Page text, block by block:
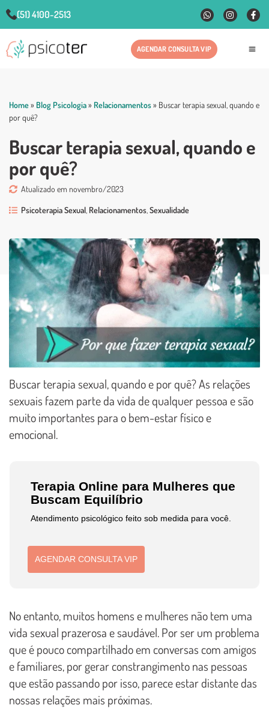
(51) 4100-2513
AGENDAR CONSULTA VIP
Home» Blog Psicologia» Relacionamentos» Buscar terapia sexual, quando e
por quê?
Buscar terapia sexual, quando e
por quê?
Atualizado em novembro/2023
Psicoterapia Sexual Relacionamentos Sexualidade
Buscar terapia sexual, quando e por quê? As relações
sexuais fazem parte da vida de qualquer pessoa e são
muito importantes para o bem-estar físico e
emocional.
Terapia Online para Mulheres que
Buscam Equilíbrio
Atendimento psicológico feito sob medida para você.
AGENDAR CONSULTA VIP
No entanto, muitos homens e mulheres não tem uma
vida sexual prazerosa e saudável. Por ser um problema
que é pouco compartilhado em conversas com amigos
e familiares, por gerar constrangimento nas pessoas
que estão passando por isso, parece estar distante das
nossas relações mais próximas.